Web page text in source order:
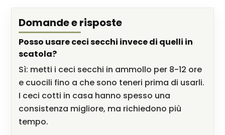
Domande e risposte
Posso usare ceci secchi invece di quelli in
scatola?
Sì: metti i ceci secchi in ammollo per 8-12 ore
e cuocili fino a che sono teneri prima di usarli.
I ceci cotti in casa hanno spesso una
consistenza migliore, ma richiedono più
tempo.